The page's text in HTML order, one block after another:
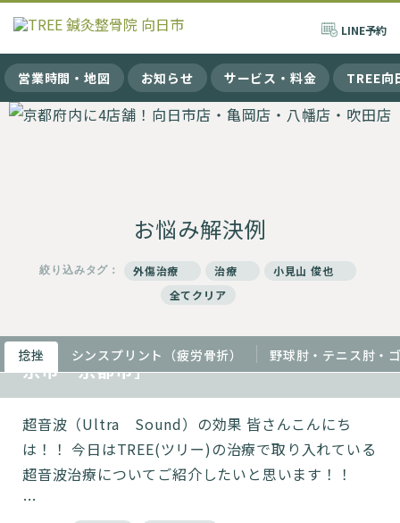
LINE予約
営業時間・地図 お知らせ サービス・料金 TREE向
お悩み解決例
絞り込みタグ： 外傷治療 治療
小見山 俊也
全てクリア
捻挫 シンスプリント（疲労骨折） 野球肘・テニス肘・
超音波治療の効果とは？［向日市・長岡
京市・京都市］
超音波（Ultra Sound）の効果 皆さんこんにち
は！！ 今日はTREE(ツリー)の治療で取り入れている
超音波治療についてご紹介したいと思います！！
…